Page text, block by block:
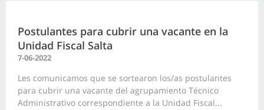
Postulantes para cubrir una vacante en la
Unidad Fiscal Salta
7-06-2022
Les comunicamos que se sortearon los/as postulantes
para cubrir una vacante del agrupamiento Técnico
Administrativo correspondiente a la Unidad Fiscal...